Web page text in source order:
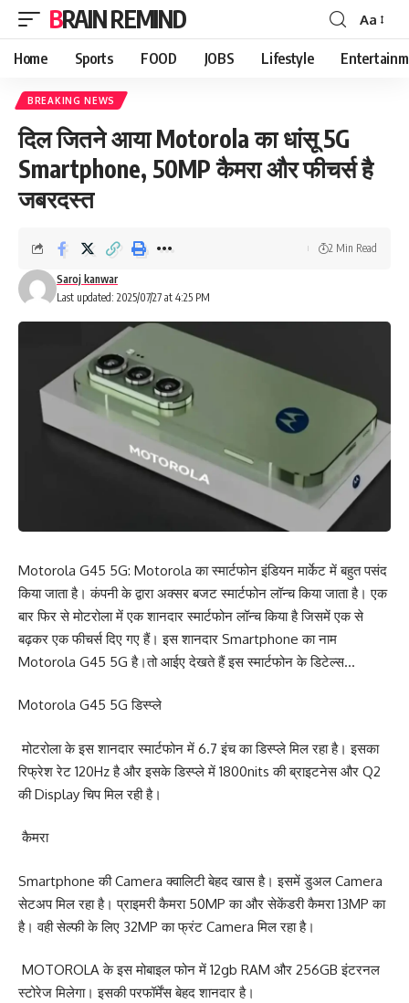
BRAIN REMIND
Font
Resizer
Aa
Home Sports FOOD JOBS Lifestyle
BREAKING NEWS
दिल जितने आया Motorola का धांसू 5G
Smartphone, 50MP कैमरा और फीचर्स है
जबरदस्त
Last updated: 2025/07/27 at 4:25 PM
Saroj kanwar
2 Min Read
Motorola G45 5G: Motorola का स्मार्टफोन इंडियन मार्केट में बहुत पसंद
किया जाता है। कंपनी के द्वारा अक्सर बजट स्मार्टफोन लॉन्च किया जाता है। एक
बार फिर से मोटरोला में एक शानदार स्मार्टफोन लॉन्च किया है जिसमें एक से
बढ़कर एक फीचर्स दिए गए हैं। इस शानदार Smartphone का नाम
Motorola G45 5G है।तो आईए देखते हैं इस स्मार्टफोन के डिटेल्स…
Motorola G45 5G डिस्प्ले
मोटरोला के इस शानदार स्मार्टफोन में 6.7 इंच का डिस्प्ले मिल रहा है। इसका
रिफ्रेश रेट 120Hz है और इसके डिस्प्ले में 1800nits की ब्राइटनेस और Q2
की Display चिप मिल रही है।
कैमरा
Smartphone की Camera क्वालिटी बेहद खास है। इसमें डुअल Camera
सेटअप मिल रहा है। प्राइमरी कैमरा 50MP का और सेकेंडरी कैमरा 13MP का
है। वही सेल्फी के लिए 32MP का फ्रंट Camera मिल रहा है।
MOTOROLA के इस मोबाइल फोन में 12gb RAM और 256GB इंटरनल
स्टोरेज मिलेगा। इसकी परफॉर्मेंस बेहद शानदार है।